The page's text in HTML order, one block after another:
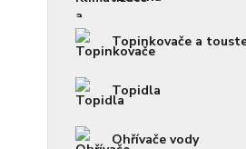
Topinkovače a
Topidla
Ohřívače vody